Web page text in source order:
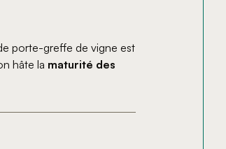
porte-greffe de vigne est
hâte la maturité des